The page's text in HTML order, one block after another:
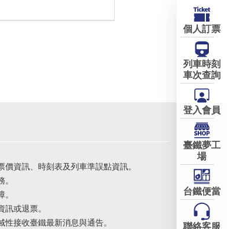
價資訊、時刻表及列車準誤點資訊。
訊或退票。
性接收臺鐵最新消息與通告。
個人訂票
列車時刻
車次查詢
登入會員
臺鐵夢工
場
台鐵便當
聯絡客服